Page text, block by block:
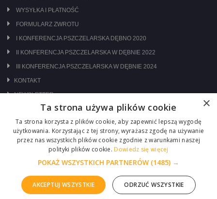
WYSYŁKA I PŁATNOŚĆ
FORMULARZ ZWROTU
I KONFERENCJA PSZCZELARSKA DĘBNO 2020
II KONFERENCJA PSZCZELARSKA W DĘBNIE 2022
III KONFERENCJA PSZCZELARSKA W DĘBNIE 2024
KONTAKT
NEWSLETTER
ODWIEDŹ NAS NA:
×
Ta strona używa plików cookie
Ta strona korzysta z plików cookie, aby zapewnić lepszą wygodę
użytkowania. Korzystając z tej strony, wyrażasz zgodę na używanie
przez nas wszystkich plików cookie zgodnie z warunkami naszej
polityki plików cookie. Dowiedz się więcej
POKAŻ WSZYSTKICH PARTNERÓW (1485) →
AKCEPTUJ WSZYSTKIE ODRZUĆ WSZYSTKIE